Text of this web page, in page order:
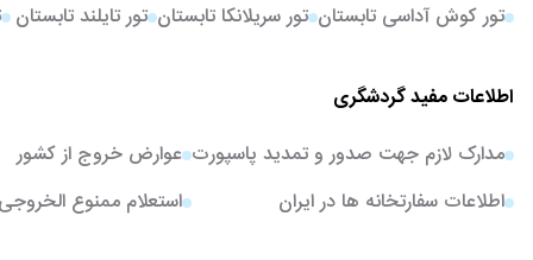
تور کوش آداسی تابستان تور سریلانکا تابستان تور تایلند تابستان
اطلاعات مفید گردشگری
مدارک لازم جهت صدور و تمدید پاسپورت
اطلاعات سفارتخانه ها در ایران
عوارض خروج از کشور
استعلام ممنوع